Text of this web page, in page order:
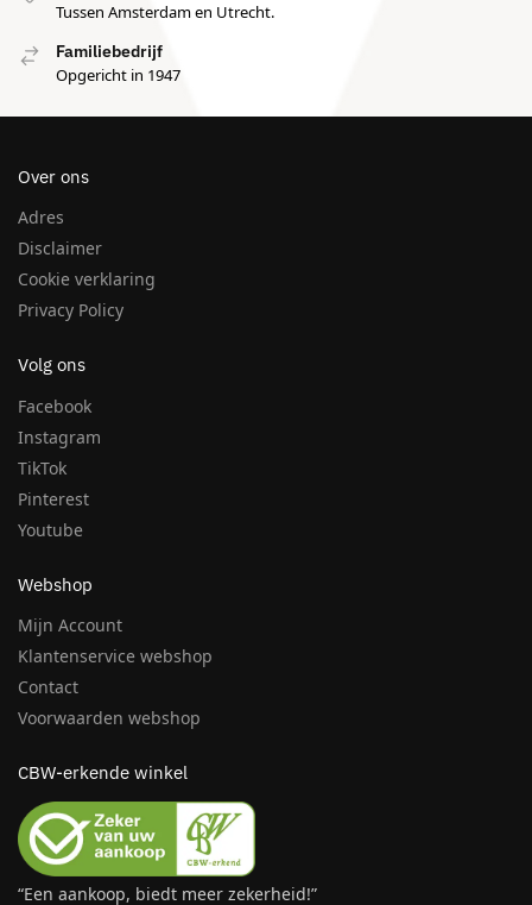
Tussen Amsterdam en Utrecht.
Familiebedrijf
Opgericht in 1947
Over ons
Adres
Disclaimer
Cookie verklaring
Privacy Policy
Volg ons
Facebook
Instagram
TikTok
Pinterest
Youtube
Webshop
Mijn Account
Klantenservice webshop
Contact
Voorwaarden webshop
CBW-erkende winkel
“Een aankoop, biedt meer zekerheid!”